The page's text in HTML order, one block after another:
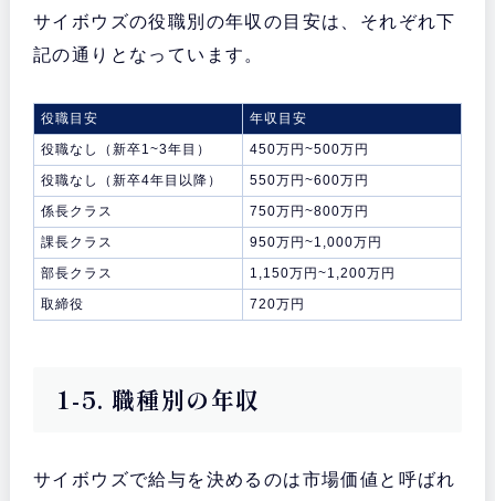
サイボウズの役職別の年収の目安は、それぞれ下
記の通りとなっています。
役職目安
年収目安
役職なし（新卒1~3年目）
450万円~500万円
役職なし（新卒4年目以降）
550万円~600万円
係長クラス
750万円~800万円
課長クラス
950万円~1,000万円
部長クラス
1,150万円~1,200万円
取締役
720万円
1-5. 職種別の年収
サイボウズで給与を決めるのは市場価値と呼ばれ